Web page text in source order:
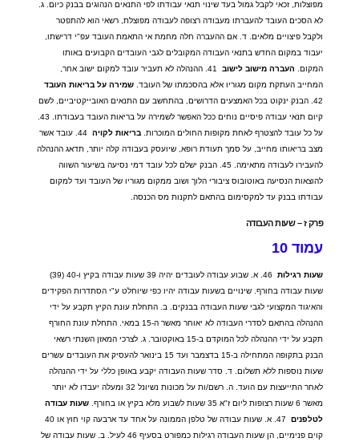
מפוצלות זכאי לקבל גמול בעד שינוי תנאי עבודתו לפי התנאים הנהוגים בבנק כיום ג
לא הסכים העובד להעברתו מעבודה רצופה לעבודה מפוצלת רשאי הוא להתפטר
ולקבל פיצויים מלאים ד אם ההעברה חלה מחמת אי התאמת העובד עפ"י דרישתו
יעבוד במקום החדש בתנאי העבודה המקובלים לגבי העובדים הקבועים באותו
המקום
העברה מישוב לישוב 41. ההנהלה לא תעביר עובד למקום ישוב אחר
המחייב העתקת מקום מגוריו אלא בהסכמתו של העובד שמירה על בריאות העובד
42. הבנק ינקוט בכל האמצעים הדרושים בהתחשב עם התנאים האובייקטיביים לשם
קיום תנאי עבודה פיסיים נוחים ככל האפשר לשמירה על בריאות העובד בעבודתו
על כל עובד להצטרף לאחת מקופות החולים המוכרות בריאות לקויה 44. עובד אשר
מצב בריאותו מחייב על סמך תעודת רופא שיועסק בעבודה קלה יותר תדאג ההנהלה
להעבירו לעבודה מתאימה
הבנק ישלם לכל עובד דמי נסיעה בשיעור השווה
להוצאות הנסיעה באוטובוס ציבורי הלוך ושוב ממקום מגוריו של העובד ועד למקום
עבודתו בבנק עד למקסימום בהתאם לתקנות מס הכנסה
פרק ז–שעות העבודה
עמוד
שעות רגילות 46. א שבוע עבודה לעובדים יהיה שעות עבודה בקיץ ו-40 (39)
שעות עבודה בחורף שינויים בשעות עבודה יהיו כפי שיוחלט ע"י הסתדרות הפקידים
והאיגוד המקצועי לגבי שעות העבודה בבנקים
ב התחלת עונת הקיץ תקבע על ידי
ההנהלה בהתאם לסדרי העבודה לא יאוחר מאשר ה-15 במאי התחלת עונת החורף
תקבע על ידי ההנהלה לכל המוקדם ב-15 באוקטובר ג לצרכי המאזן השנתי רשאי
הבנק בתקופה המתחילה ב-15 בדצמבר ועד
בינואר להעסיק את העובדים עשרים
שעות נוספות ללא תשלום ד
סדר שעות העבודה יקבע באופן כללי על ידי ההנהלה
לאחר התייעצות עם הועד ה רשם/ות על מכונות נשיונל
ומעלה יעבדו לא יותר
מאשר
שעות רצופות ליום ז"א שעות לשבוע מלא בקיץ או בחורף שעות עבודה
לטלפנים
47. א שעות עבודה של טלפן הממונה על אחד עד ארבעה קוי חוץ או
קוים פנימיים הן שעות העבודה רגילות כמפורט בסעיף לעיל ב שעות עבודה של